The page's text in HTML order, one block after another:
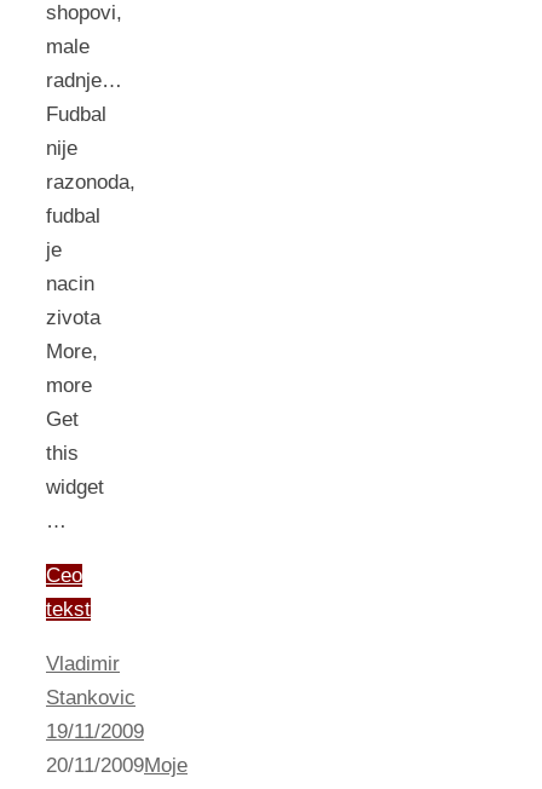
shopovi,
male
radnje…
Fudbal
nije
razonoda,
fudbal
je
nacin
zivota
More,
more
Get
this
widget
…
Ceo
tekst
Vladimir
Stankovic
19/11/2009
20/11/2009Moje